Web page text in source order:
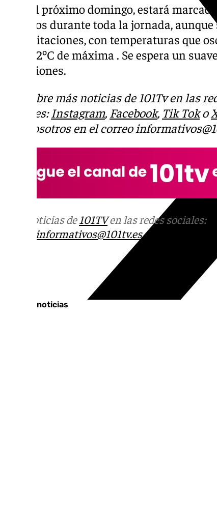
Para el próximo domingo, estará
nubosos durante toda la jornada,
precipitaciones, con temperaturas que
y los 22ºC de máxima . Se espera un
direcciones.
Descubre más noticias de 101Tv en las
sociales: Instagram, Facebook, Tik Toko
con nosotros en el correo
Más noticias de 101TVen las redes sociales:
informativos@101tv.es
Últimas noticias